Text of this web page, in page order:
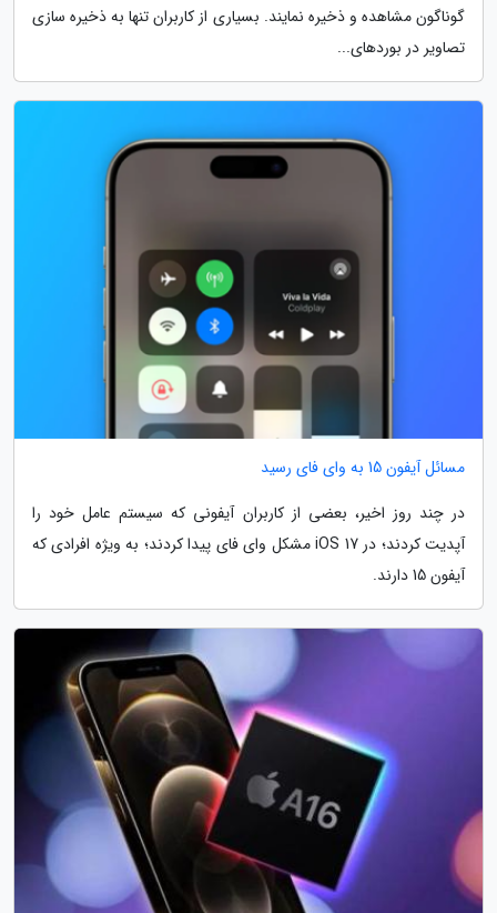
گوناگون مشاهده و ذخیره نمایند. بسیاری از کاربران تنها به ذخیره سازی
تصاویر در بوردهای...
مسائل آیفون 15 به وای فای رسید
در چند روز اخیر، بعضی از کاربران آیفونی که سیستم عامل خود را
آپدیت کردند؛ در iOS 17 مشکل وای فای پیدا کردند؛ به ویژه افرادی که
آیفون 15 دارند.